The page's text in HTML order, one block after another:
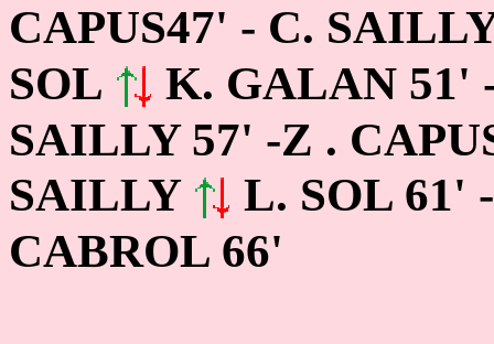
CAPUS47' - C.
SOL
K. GALAN 51'
SAILLY 57' -Z .
SAILLY
L. SOL 61'
CABROL 66'